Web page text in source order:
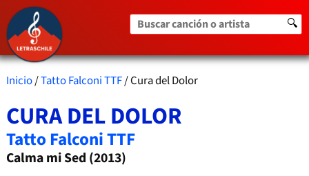
Buscar canción o artista 🔍
Inicio/Tatto Falconi TTF/ Cura del Dolor
CURA DEL DOLOR
Tatto Falconi TTF
Calma mi Sed (2013)